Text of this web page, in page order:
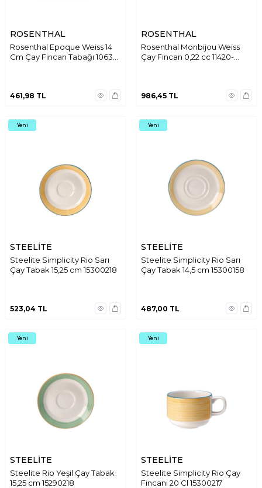
ROSENTHAL
Rosenthal Epoque Weiss 14
Cm Çay Fincan Tabağı 10630-
461,98 TL
ROSENTHAL
Rosenthal Monbijou Weiss
Çay Fincan 0,22 cc 11420-
986,45 TL
Yeni
STEELİTE
Steelite Simplicity Rio Sarı
Çay Tabak 15,25 cm 15300218
523,04 TL
Yeni
STEELİTE
Steelite Simplicity Rio Sarı
Çay Tabak 14,5 cm 15300158
487,00 TL
Yeni
STEELİTE
Steelite Rio Yeşil Çay Tabak
15,25 cm 15290218
Yeni
STEELİTE
Steelite Simplicity Rio Çay
Fincanı 20 Cl 15300217